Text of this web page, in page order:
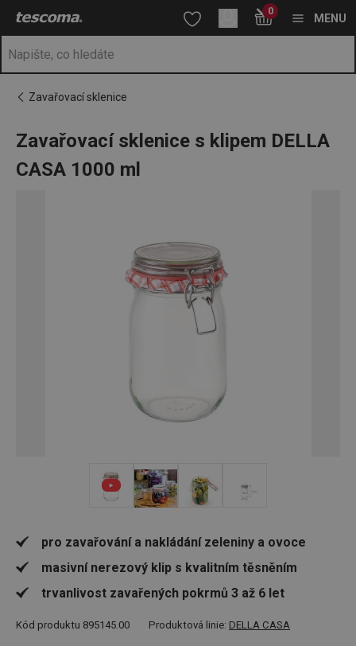
Nacházíte se na stránce Zavařovací sklenice s klipem DELLA
Přejít na hlavní obsah
Přejít na vyhledávání
Přejít na navigaci 0
MENU
Zavařovací sklenice
Zavařovací sklenice s klipem DELLA
CASA 1000 ml
pro zavařování a nakládání zeleniny a ovoce
masivní nerezový klip s kvalitním těsněním
trvanlivost zavařených pokrmů 3 až 6 let
Kód produktu 895145.00 Produktová linie: DELLA CASA